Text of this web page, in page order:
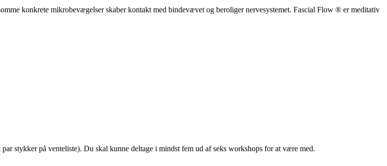
konkrete mikrobevægelser skaber kontakt med bindevævet og beroliger nervesystemet. Fascial Flow ® er meditativ
stykker på venteliste). Du skal kunne deltage i mindst fem ud af seks workshops for at være med.